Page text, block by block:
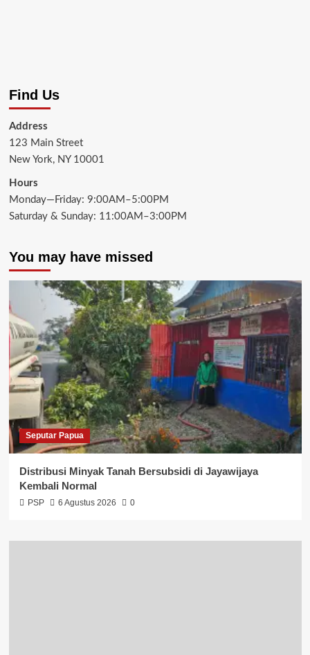
Find Us
Address
123 Main Street
New York, NY 10001
Hours
Monday—Friday: 9:00AM–5:00PM
Saturday & Sunday: 11:00AM–3:00PM
You may have missed
Seputar Papua
Distribusi Minyak Tanah Bersubsidi di Jayawijaya
Kembali Normal
PSP 6 Agustus 2026 0